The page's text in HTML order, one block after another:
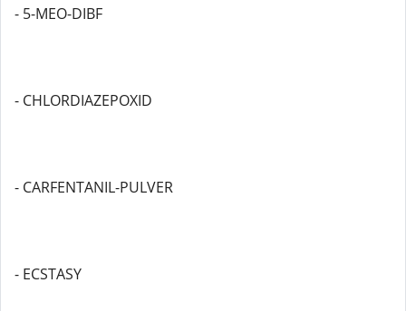
- 5-MEO-DIBF
- CHLORDIAZEPOXID
- CARFENTANIL-PULVER
- ECSTASY